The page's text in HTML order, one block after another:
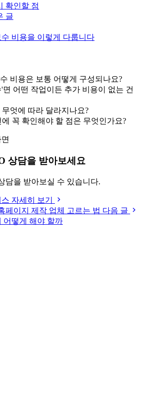
확인할 점
글
비용을 이렇게 다룹니다
비용은 보통 어떻게 구성되나요?
어떤 작업이든 추가 비용이 없는 건
엇에 따라 달라지나요?
꼭 확인해야 할 점은 무엇인가요?
상담을 받아보세요
담을 받아보실 수 있습니다.
자세히 보기
페이지 제작 업체 고르는 법 다음 글
어떻게 해야 할까